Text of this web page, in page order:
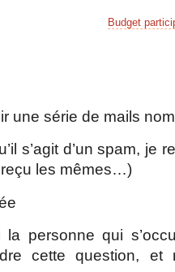
Budget
une série de mails
s’agit d’un spam, je
reçu les mêmes…)
la personne qui
cette question,